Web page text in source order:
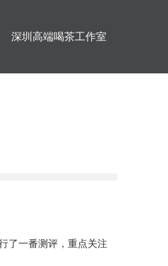
深圳高端喝茶工作室
了一番测评，重点关注